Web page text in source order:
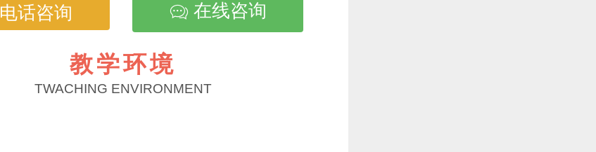
电话咨询 在线咨询
教学环境
TWACHING ENVIRONMENT